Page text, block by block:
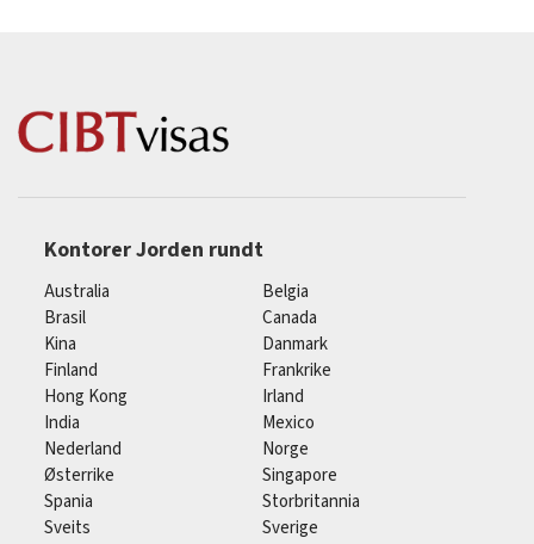
Kontorer Jorden rundt
Australia
Belgia
Brasil
Canada
Kina
Danmark
Finland
Frankrike
Hong Kong
Irland
India
Mexico
Nederland
Norge
Østerrike
Singapore
Spania
Storbritannia
Sveits
Sverige